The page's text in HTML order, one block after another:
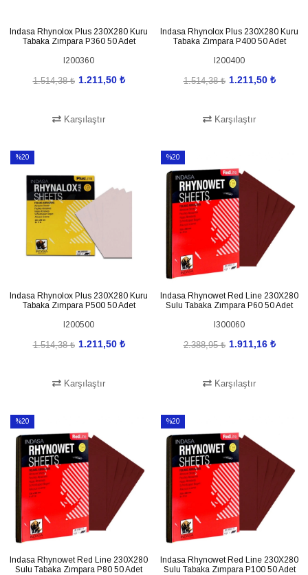
Indasa Rhynolox Plus 230X280 Kuru
Tabaka Zımpara P360 50 Adet
I200360
1.211,50 ₺
1.514,38 ₺
Karşılaştır
Indasa Rhynolox Plus 230X280 Kuru
Tabaka Zımpara P400 50 Adet
I200400
1.211,50 ₺
1.514,38 ₺
Karşılaştır
%20
%20İndirim
Indasa Rhynolox Plus 230X280 Kuru
Tabaka Zımpara P500 50 Adet
I200500
1.211,50 ₺
1.514,38 ₺
Karşılaştır
%20
İndirim
%20İndirim
Indasa Rhynowet Red Line 230X280
Sulu Tabaka Zımpara P60 50 Adet
I300060
1.911,16 ₺
2.388,95 ₺
Karşılaştır
%20
İndirim
%20İndirim
Indasa Rhynowet Red Line 230X280
Sulu Tabaka Zımpara P80 50 Adet
%20
İndirim
%20İndirim
Indasa Rhynowet Red Line 230X280
Sulu Tabaka Zımpara P100 50 Adet